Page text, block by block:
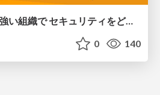
ボトムアップ文化が強い組織で セキュリティをどう根付かせていくかの現在進行形の話 / Making Security Stick in a Bottom-Up Organization
0 140